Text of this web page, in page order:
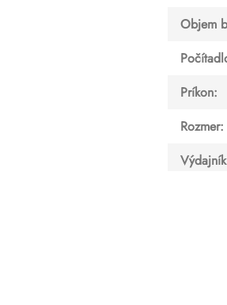
Objem
Príkon:
Rozmer: